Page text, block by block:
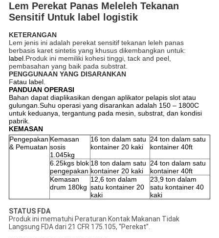
Lem Perekat Panas Meleleh Tekanan
Sensitif Untuk label logistik
KETERANGAN
Lem jenis ini adalah perekat sensitif tekanan leleh panas
berbasis karet sintetis yang khusus dikembangkan untuk:
label.Produk ini memiliki kohesi tinggi, tack and peel,
pembasahan yang baik pada substrat.
PENGGUNAAN YANG DISARANKAN
Fatau label.
PANDUAN OPERASI
Bahan dapat diaplikasikan dengan aplikator pelapis slot atau
gulungan.Suhu operasi yang disarankan adalah 150 – 1800C
untuk keduanya, tergantung pada mesin, substrat, dan kondisi
pabrik.
KEMASAN
Pengepakan
& Pemuatan
Kemasan
sosis
1.045kg
16 ton dalam satu
kontainer 20 kaki
24 ton dalam satu
kontainer 40ft
6.25kgs blok
pengepakan
18 ton dalam satu
kontainer 20 kaki
24 ton dalam satu
kontainer 40ft
Kemasan
drum 180kg
12,6 ton dalam
satu kontainer 20
kaki
23,9 ton dalam
satu kontainer 40
kaki
STATUS FDA
Produk ini mematuhi Peraturan Kontak Makanan Tidak
Langsung FDA dari 21 CFR 175.105, “Perekat”.